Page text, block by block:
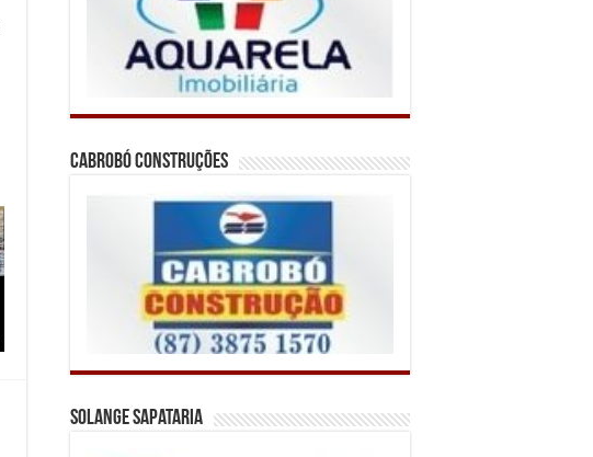
Cabrobó Construções
Solange Sapataria